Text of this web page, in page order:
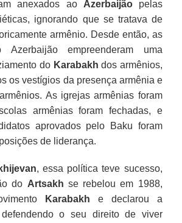
anexados ao Azerbaijãopelas
ignorando que se tratava de
armênio. Desde então, as
Azerbaijão empreenderam uma
do Karabakh dos armênios,
os vestígios da presença armênia e
As igrejas armênias foram
armênias foram fechadas, e
aprovados pelo Baku foram
de liderança.
, essa política teve sucesso,
do Artsakh se rebelou em 1988,
Karabakh e declarou a
defendendo o seu direito de viver